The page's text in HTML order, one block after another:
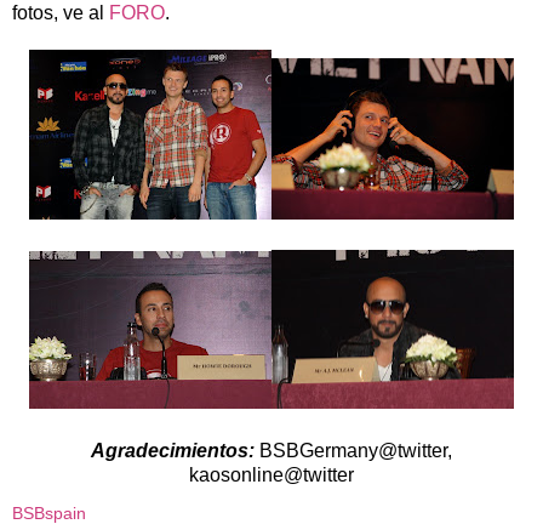
fotos, ve al
FORO.
Agradecimientos: BSBGermany@twitter,
kaosonline@twitter
BSBspain